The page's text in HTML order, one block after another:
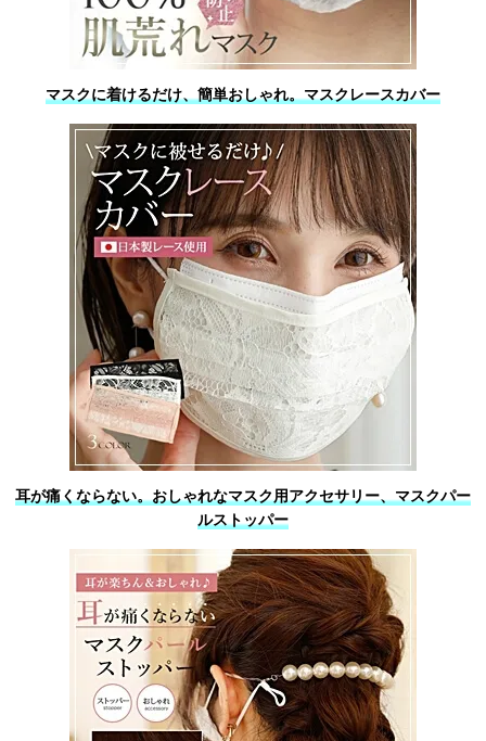
マスクに着けるだけ、簡単おしゃれ。マスクレースカバー
耳が痛くならない。おしゃれなマスク用アクセサリー、マスクパー
ルストッパー